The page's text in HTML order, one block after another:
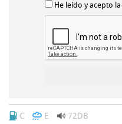
He leído y acepto la
C E 72DB